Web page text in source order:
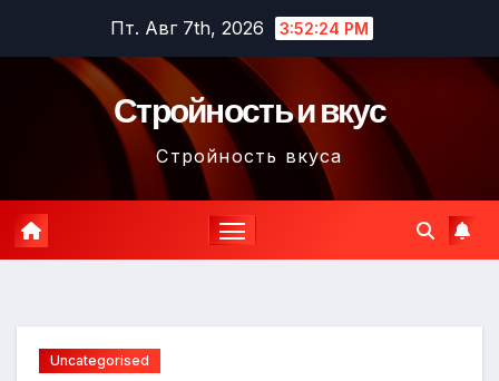
содержимому
Пт. Авг 7th, 2026 3:52:25 PM
Стройность и вкус
Стройность вкуса
Uncategorised